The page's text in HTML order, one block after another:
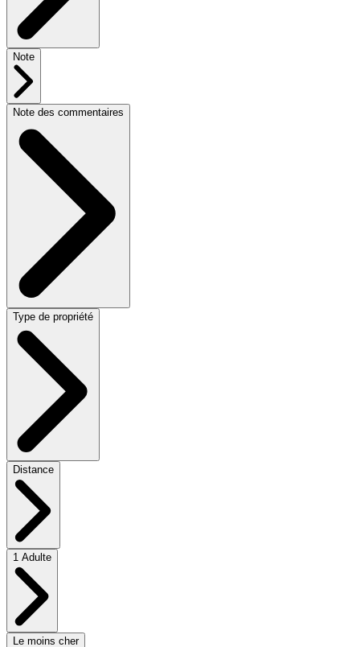
Note
Note des commentaires
Type de propriété
Distance
1 Adulte
Le moins cher